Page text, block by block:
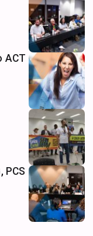
ACT
PCS